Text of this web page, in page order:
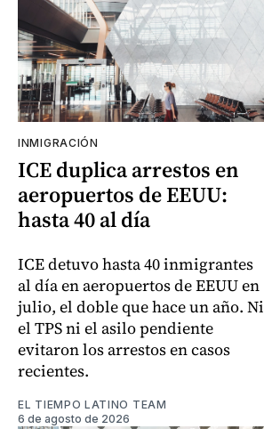
INMIGRACIÓN
ICE duplica arrestos en
aeropuertos de EEUU:
hasta 40 al día
ICE detuvo hasta 40 inmigrantes
al día en aeropuertos de EEUU en
julio, el doble que hace un año. Ni
el TPS ni el asilo pendiente
evitaron los arrestos en casos
recientes.
EL TIEMPO LATINO TEAM
6 de agosto de 2026